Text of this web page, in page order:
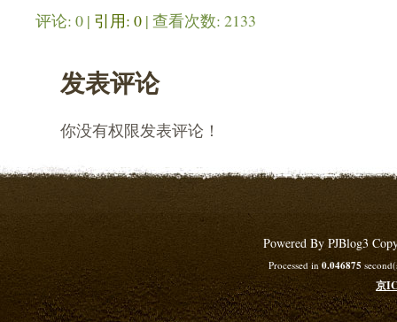
评论: 0 | 引用: 0 | 查看次数: 2133
发表评论
你没有权限发表评论！
Powered By PJBlog3
Processed in0.046875
京